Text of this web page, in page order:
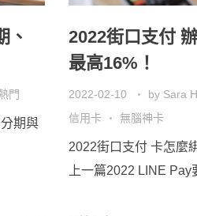
、
門
期與
2022街口支付
最高16%！
2022-02-10 by Sara
信用卡
無腦神卡
2022街口支付 卡怎麼
上一篇2022 LINE Pay